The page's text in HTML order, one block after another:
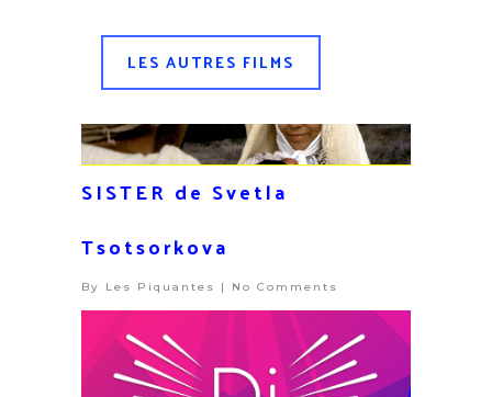
LES AUTRES FILMS
SISTER de Svetla
Tsotsorkova
By Les Piquantes | No Comments